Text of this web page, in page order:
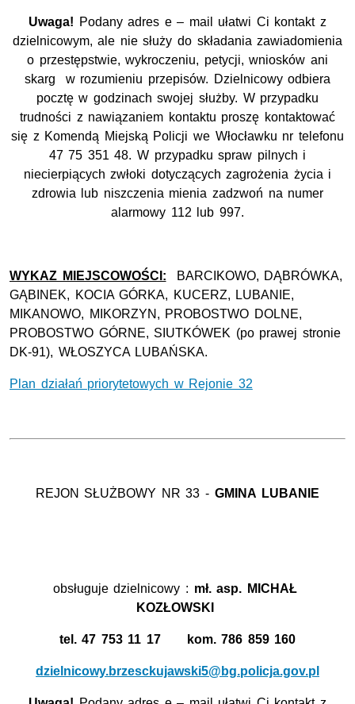
Uwaga! Podany adres e – mail ułatwi Ci kontakt z
dzielnicowym, ale nie służy do składania zawiadomienia
o przestępstwie, wykroczeniu, petycji, wniosków ani
skarg w rozumieniu przepisów. Dzielnicowy odbiera
pocztę w godzinach swojej służby. W przypadku
trudności z nawiązaniem kontaktu proszę kontaktować
się z Komendą Miejską Policji we Włocławku nr telefonu
47 75 351 48. W przypadku spraw pilnych i
niecierpiących zwłoki dotyczących zagrożenia życia i
zdrowia lub niszczenia mienia zadzwoń na numer
alarmowy 112 lub 997.
WYKAZ MIEJSCOWOŚCI: BARCIKOWO, DĄBRÓWKA,
GĄBINEK, KOCIA GÓRKA, KUCERZ, LUBANIE,
MIKANOWO, MIKORZYN, PROBOSTWO DOLNE,
PROBOSTWO GÓRNE, SIUTKÓWEK (po prawej stronie
DK-91), WŁOSZYCA LUBAŃSKA.
Plan działań priorytetowych w Rejonie 32
REJON SŁUŻBOWY NR 33 - GMINA LUBANIE
obsługuje dzielnicowy : mł. asp. MICHAŁ
KOZŁOWSKI
tel. 47 753 11 17 kom. 786 859 160
dzielnicowy.brzesckujawski5@bg.policja.gov.pl